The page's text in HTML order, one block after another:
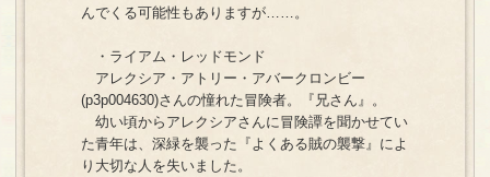
んでくる可能性もありますが……。
・ライアム・レッドモンド
アレクシア・アトリー・アバークロンビー
(p3p004630)さんの憧れた冒険者。『兄さん』。
幼い頃からアレクシアさんに冒険譚を聞かせてい
た青年は、深緑を襲った『よくある賊の襲撃』によ
り大切な人を失いました。